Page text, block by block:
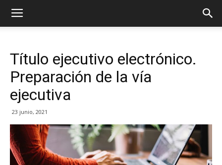
Título ejecutivo electrónico.
Preparación de la vía
ejecutiva
23 junio, 2021